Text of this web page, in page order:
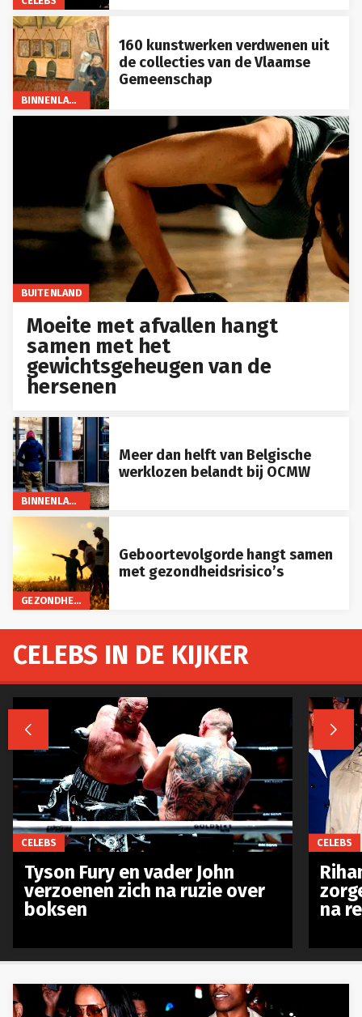
BINNENLAND
160 kunstwerken verdwenen uit
de collecties van de Vlaamse
Gemeenschap
BUITENLAND
Moeite met afvallen hangt
samen met het
gewichtsgeheugen van de
hersenen
BINNENLAND
Meer dan helft van Belgische
werklozen belandt bij OCMW
GEZONDHEID
Geboortevolgorde hangt samen
met gezondheidsrisico’s
CELEBS IN DE KIJKER
 
CELEBS
Tyson Fury en vader John
verzoenen zich na ruzie over
boksen
CELEBS
na